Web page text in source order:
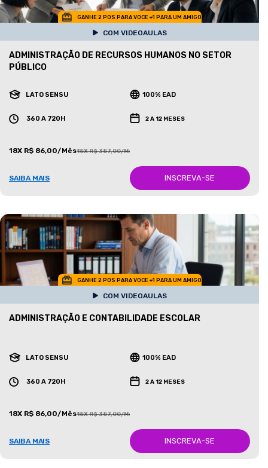
GANHE 2 POS PARA VOCE +1 PARA UM AMIGO
COM VIDEOAULAS
ADMINISTRAÇÃO DE RECURSOS HUMANOS NO SETOR
PÚBLICO
LATO SENSU 100% EAD
360 A 720H 2 A 12 MESES
18X R$ 86,00/Mês18X R$ 387,00/Mês
SAIBA MAIS INSCREVA-SE
GANHE 2 POS PARA VOCE +1 PARA UM AMIGO
COM VIDEOAULAS
ADMINISTRAÇÃO E CONTABILIDADE ESCOLAR
LATO SENSU 100% EAD
360 A 720H 2 A 12 MESES
18X R$ 86,00/Mês18X R$ 387,00/Mês
SAIBA MAIS INSCREVA-SE